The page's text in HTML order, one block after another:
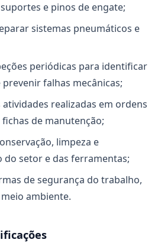
e pinos de engate;
sistemas pneumáticos e
periódicas para identificar
falhas mecânicas;
atividades realizadas em ordens
fichas de manutenção;
limpeza e
do setor e das ferramentas;
de segurança do trabalho,
ambiente.